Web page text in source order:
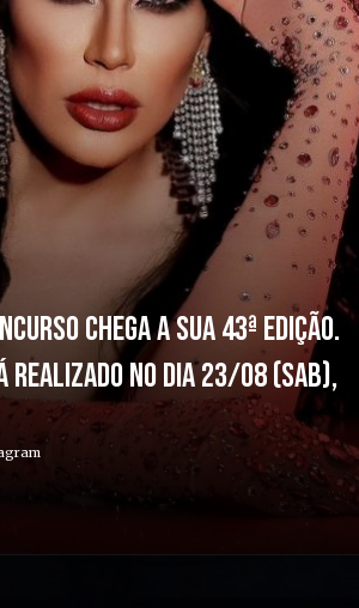
chega a sua 43ª edição.
realizado no dia 23/08 (sab),